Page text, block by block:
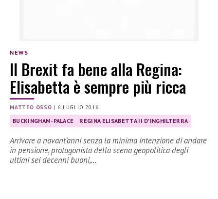
NEWS
Il Brexit fa bene alla Regina:
Elisabetta è sempre più ricca
MATTEO OSSO | 6 LUGLIO 2016
BUCKINGHAM-PALACE REGINA ELISABETTA II D'INGHILTERRA
Arrivare a novant’anni senza la minima intenzione di andare
in pensione, protagonista della scena geopolitica degli
ultimi sei decenni buoni,…